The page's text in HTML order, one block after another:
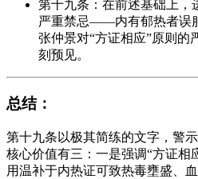
第十九条：在前述基础上，
严重禁忌——内有郁热者误
张仲景对“方证相应”原则的
刻预见。
总结：
第十九条以极其简练的文字，警
核心价值有三：一是强调“方证相
用温补于内热证可致热毒壅盛、